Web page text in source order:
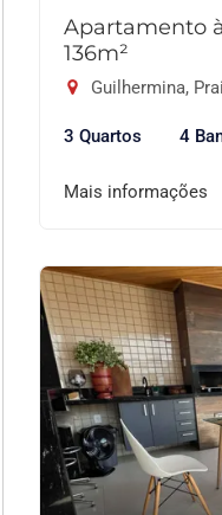
Apartamento
136m²
Guilhermina,
3 Quartos 4
Mais informações